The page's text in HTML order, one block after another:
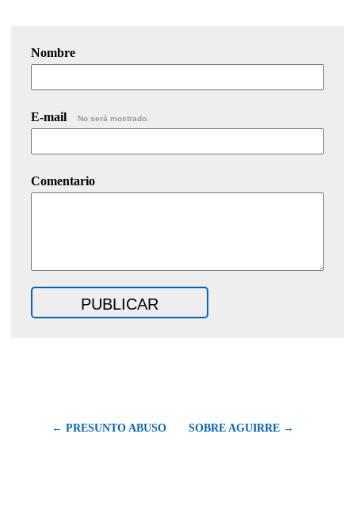
Nombre
E-mail No será mostrado.
Comentario
← PRESUNTO ABUSO SOBRE AGUIRRE →